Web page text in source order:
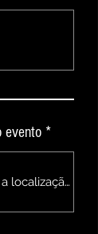
evento *